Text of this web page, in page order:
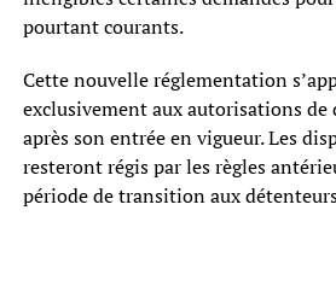
pourtant courants.
Cette nouvelle réglementation
exclusivement aux autorisations de
après son entrée en vigueur. Les
resteront régis par les règles
période de transition aux